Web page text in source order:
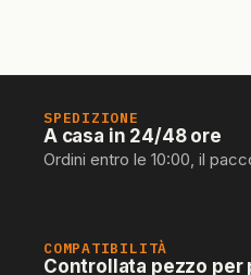
SPEDIZIONE
A casa in 24/48 ore
Ordini entro le 10:00, il
COMPATIBILITÀ
Controllata pezzo per